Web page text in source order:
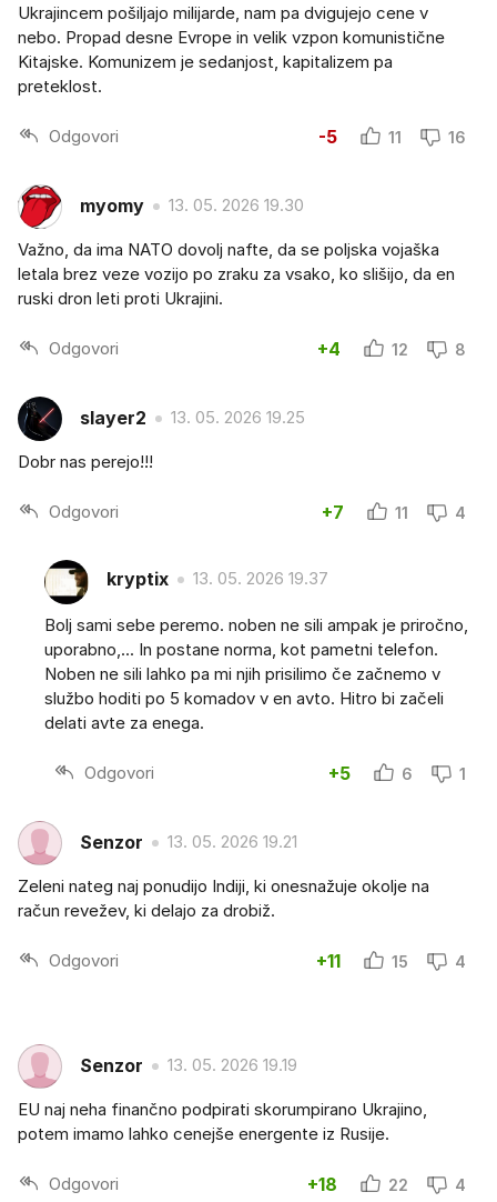
Ukrajincem pošiljajo milijarde, nam pa dvigujejo cene v
nebo. Propad desne Evrope in velik vzpon komunistične
Kitajske. Komunizem je sedanjost, kapitalizem pa
preteklost.
Odgovori -5 11 16
myomy 13. 05. 2026 19.30
Važno, da ima NATO dovolj nafte, da se poljska vojaška
letala brez veze vozijo po zraku za vsako, ko slišijo, da en
ruski dron leti proti Ukrajini.
Odgovori +4 12 8
slayer2 13. 05. 2026 19.25
Dobr nas perejo!!!
Odgovori +7 11 4
kryptix 13. 05. 2026 19.37
Bolj sami sebe peremo. noben ne sili ampak je priročno,
uporabno,... In postane norma, kot pametni telefon.
Noben ne sili lahko pa mi njih prisilimo če začnemo v
službo hoditi po 5 komadov v en avto. Hitro bi začeli
delati avte za enega.
Odgovori +5 6 1
Senzor 13. 05. 2026 19.21
Zeleni nateg naj ponudijo Indiji, ki onesnažuje okolje na
račun revežev, ki delajo za drobiž.
Odgovori +11 15 4
Senzor 13. 05. 2026 19.19
EU naj neha finančno podpirati skorumpirano Ukrajino,
potem imamo lahko cenejše energente iz Rusije.
Odgovori +18 22 4